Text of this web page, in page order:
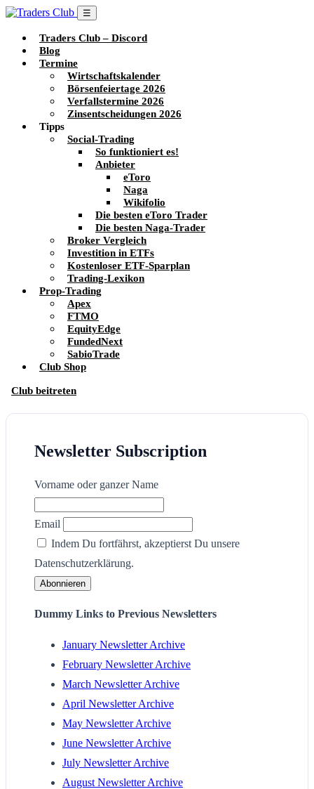
☰
Traders Club – Discord
Blog
Termine
Wirtschaftskalender
Börsenfeiertage 2026
Verfallstermine 2026
Zinsentscheidungen 2026
Tipps
Social-Trading
So funktioniert es!
Anbieter
eToro
Naga
Wikifolio
Die besten eToro Trader
Die besten Naga-Trader
Broker Vergleich
Investition in ETFs
Kostenloser ETF-Sparplan
Trading-Lexikon
Prop-Trading
Apex
FTMO
EquityEdge
FundedNext
SabioTrade
Club Shop
Club beitreten
Newsletter Subscription
Vorname oder ganzer Name
Email
Indem Du fortfährst, akzeptierst Du unsere
Datenschutzerklärung.
Dummy Links to Previous Newsletters
January Newsletter Archive
February Newsletter Archive
March Newsletter Archive
April Newsletter Archive
May Newsletter Archive
June Newsletter Archive
July Newsletter Archive
August Newsletter Archive